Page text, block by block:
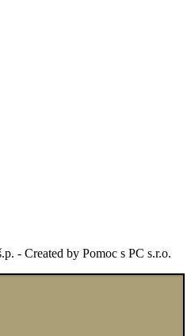
- Created by Pomoc s PC s.r.o.